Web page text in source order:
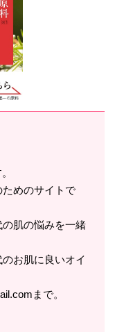
めのサイトで
肌の悩みを一緒
お肌に良いオイ
まで。